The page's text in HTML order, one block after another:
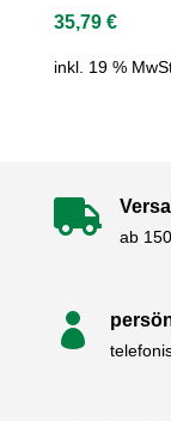
35,79 €
inkl. 19 %

ab
